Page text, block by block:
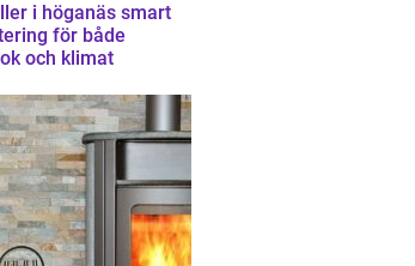
i höganäs smart
för både
och klimat